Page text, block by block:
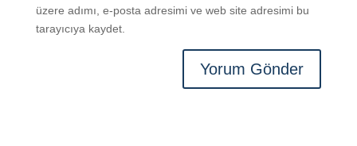
üzere adımı, e-posta adresimi ve web site adresimi bu
tarayıcıya kaydet.